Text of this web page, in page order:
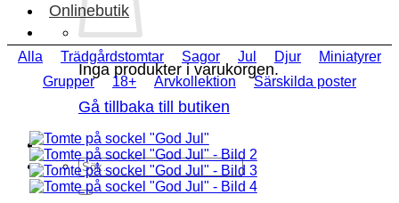
Inga produkter i varukorgen.
Gå tillbaka till butiken
Sök
efter:
Onlinebutik
Alla Trädgårdstomtar Sagor Jul Djur
Miniatyrer
Grupper
18+ Arvkollektion Särskilda poster